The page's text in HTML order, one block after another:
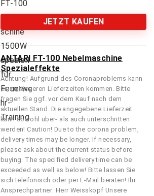
JETZT KAUFEN
ANTARI FT-100 Nebelmaschine
Spezialeffekte
Achtung! Aufgrund des Coronaproblems kann
es zu längeren Lieferzeiten kommen. Bitte
fragen Sie ggf. vor dem Kauf nach dem
aktuellen Stand. Die angegebene Lieferzeit
kann sowohl über- als auch unterschritten
werden! Caution! Due to the corona problem,
delivery times may be longer. If necessary,
please ask about the current status before
buying. The specified delivery time can be
exceeded as well as below! Bitte lassen Sie
sich telefonisch oder per E-Mail beraten! Ihr
Ansprechpartner: Herr Weisskopf Unsere